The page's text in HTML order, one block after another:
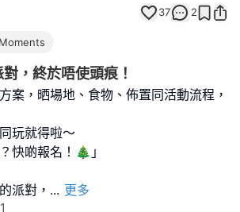
37 2
，終於唔使頭痕！
案，晒場地、食物、佈置同活動流程，
玩就得啦～
快啲報名！🎄」
派對， ... 更多